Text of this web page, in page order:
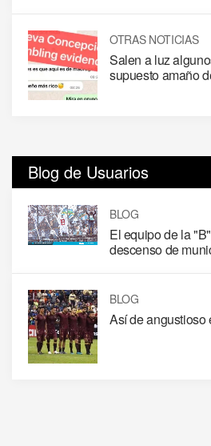
OTRAS NOTICIAS
Salen a luz
supuesto amaño
Blog de Usuarios
BLOG
El equipo de la
descenso de
BLOG
Así de angustioso